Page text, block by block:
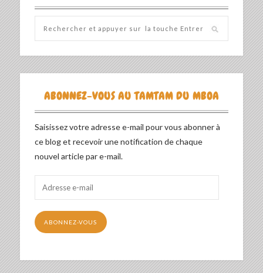
ABONNEZ-VOUS AU TAMTAM DU MBOA
Saisissez votre adresse e-mail pour vous abonner à
ce blog et recevoir une notification de chaque
nouvel article par e-mail.
mail
ABONNEZ-VOUS